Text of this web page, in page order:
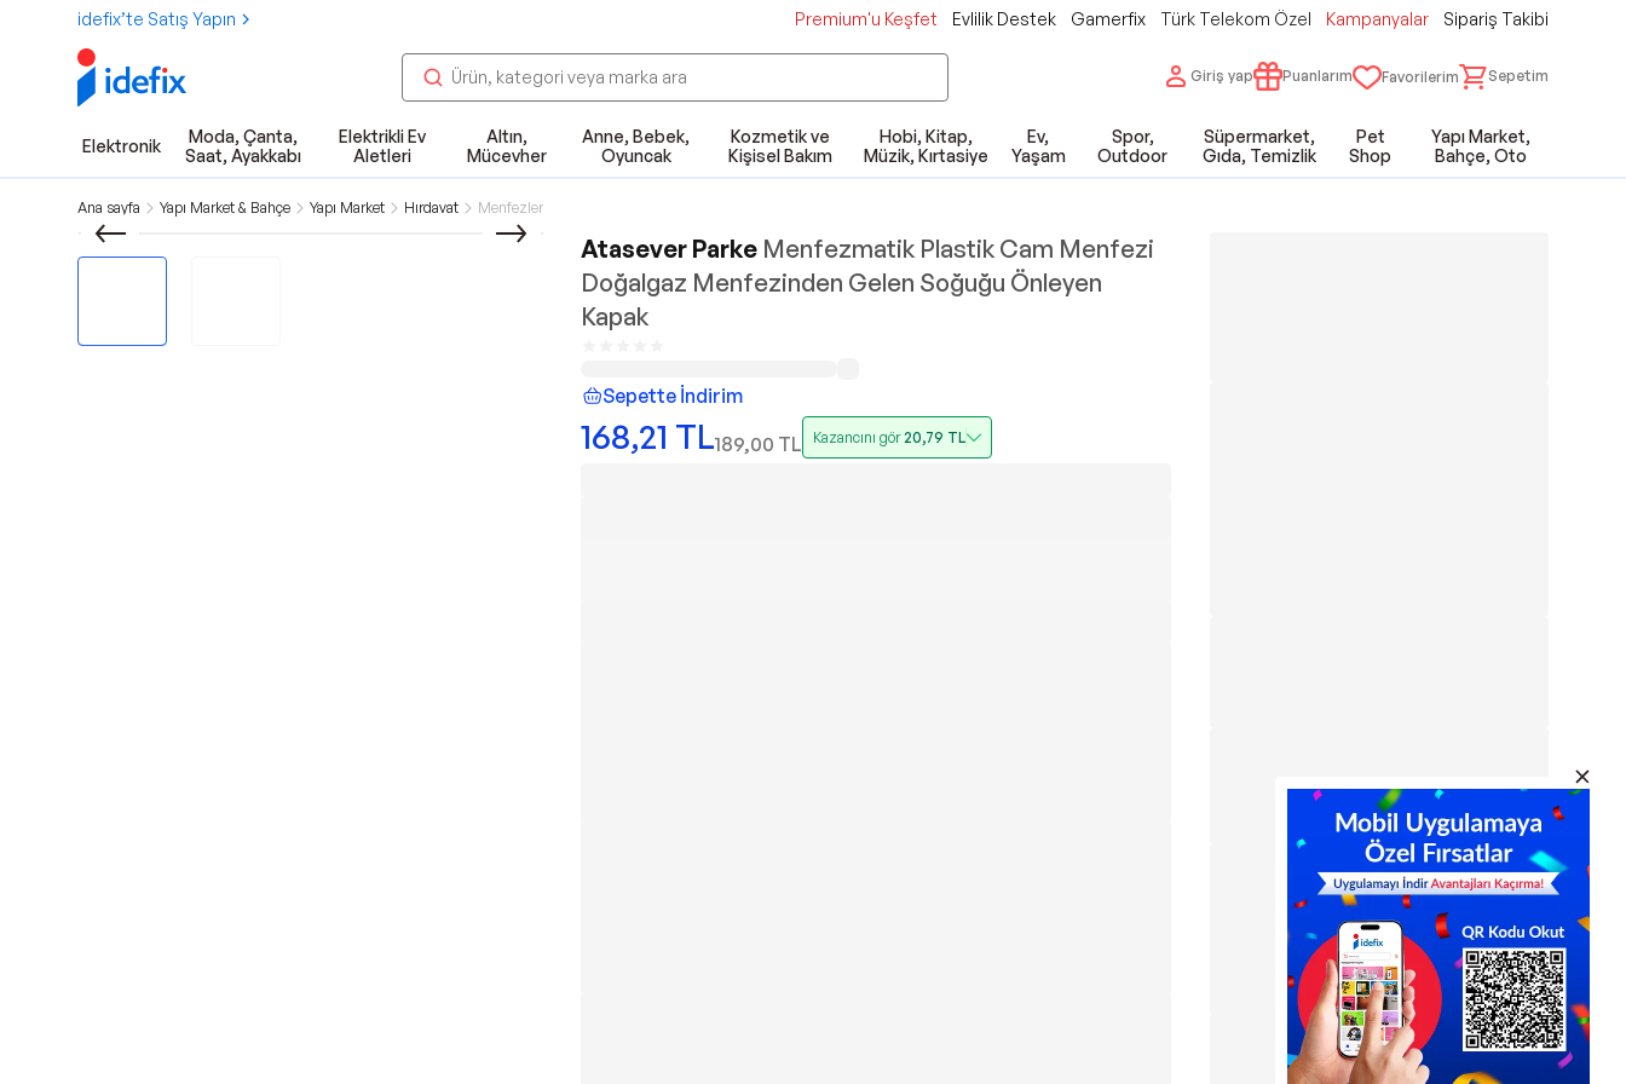
idefix’te Satış Yapın Premium'u Keşfet Evlilik Destek Gamerfix Türk Telekom Özel Kampanyalar Sipariş Takibi
Giriş yap Puanlarım Favorilerim Sepetim
Elektronik
Moda, Çanta,
Saat, Ayakkabı
Elektrikli Ev
Aletleri
Altın,
Mücevher
Anne, Bebek,
Oyuncak
Kozmetik ve
Kişisel Bakım
Hobi, Kitap,
Müzik, Kırtasiye
Ev,
Yaşam
Spor,
Outdoor
Süpermarket,
Gıda, Temizlik
Pet
Shop
Yapı Market,
Bahçe, Oto
Ana sayfa Yapı Market & Bahçe Yapı Market Hırdavat Menfezler
Atasever Parke Menfezmatik Plastik Cam Menfezi
Doğalgaz Menfezinden Gelen Soğuğu Önleyen
Kapak
Sepette İndirim
168,21 TL189,00 TL Kazancını gör20,79 TL